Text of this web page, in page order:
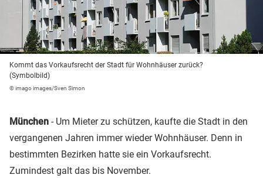
Kommt das Vorkaufsrecht der Stadt für Wohnhäuser zurück?
(Symbolbild)
© imago images/Sven Simon
München - Um Mieter zu schützen, kaufte die Stadt in den
vergangenen Jahren immer wieder Wohnhäuser. Denn in
bestimmten Bezirken hatte sie ein Vorkaufsrecht.
Zumindest galt das bis November.